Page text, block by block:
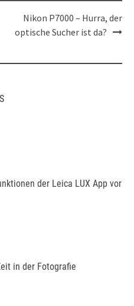
Nikon P7000 – Hurra, der
optische Sucher ist da?
der Leica LUX App vor
in der Fotografie